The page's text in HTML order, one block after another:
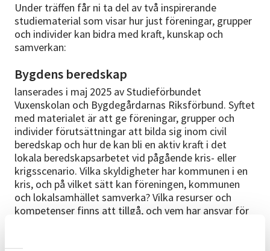
Under träffen får ni ta del av två inspirerande
studiematerial som visar hur just föreningar, grupper
och individer kan bidra med kraft, kunskap och
samverkan:
Bygdens beredskap
lanserades i maj 2025 av Studieförbundet
Vuxenskolan och Bygdegårdarnas Riksförbund. Syftet
med materialet är att ge föreningar, grupper och
indi­vider förutsättningar att bilda sig inom civil
beredskap och hur de kan bli en aktiv kraft i det
lokala beredskapsarbetet vid pågående kris- eller
krigsscenario. Vilka skyldigheter har kommunen i en
kris, och på vilket sätt kan föreningen, kommunen
och lokalsamhället samverka? Vilka resurser och
kompetenser finns att tillgå, och vem har ansvar för